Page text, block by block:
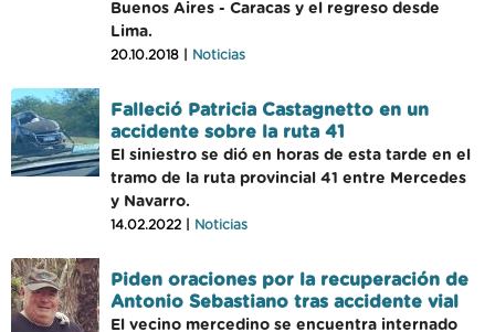
Buenos Aires - Caracas y el regreso desde
Lima.
20.10.2018 | Noticias
Falleció Patricia Castagnetto en un
accidente sobre la ruta 41
El siniestro se dió en horas de esta tarde en el
tramo de la ruta provincial 41 entre Mercedes
y Navarro.
14.02.2022 | Noticias
Piden oraciones por la recuperación de
Antonio Sebastiano tras accidente vial
El vecino mercedino se encuentra internado